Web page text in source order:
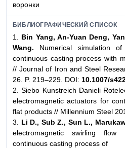
воронки
БИБЛИОГРАФИЧЕСКИЙ СПИСОК
1. Bin Yang, An-Yuan Deng,
Wang. Numerical simulation
continuous casting process with
// Journal of Iron and Steel
26. P. 219–229. DOI: 10.1007/
2. Siebo Kunstreich Danieli
electromagnetic actuators for
flat products // Millennium Steel
3. Li D., Sub Z., Sun L.,
electromagnetic swirling
continuous casting process of